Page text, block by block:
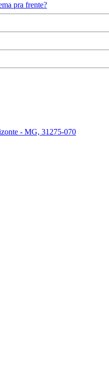
pra frente?
- MG, 31275-070